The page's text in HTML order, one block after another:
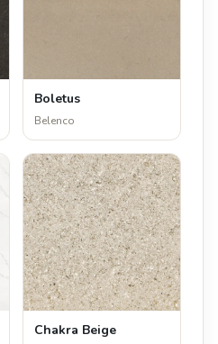
Boletus
Belenco
Chakra Beige